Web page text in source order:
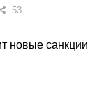
53
новые санкции